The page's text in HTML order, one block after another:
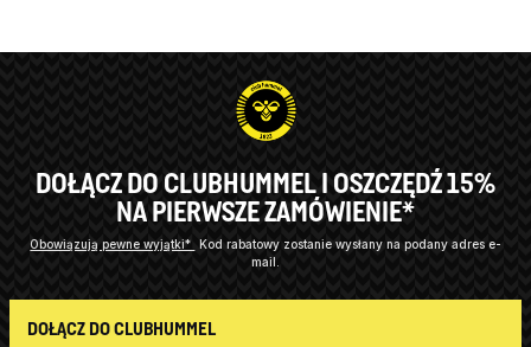
DOŁĄCZ DO CLUBHUMMEL I OSZCZĘDŹ 15%
NA PIERWSZE ZAMÓWIENIE*
Obowiązują pewne wyjątki* Kod rabatowy zostanie wysłany na podany adres e-
mail.
DOŁĄCZ DO CLUBHUMMEL